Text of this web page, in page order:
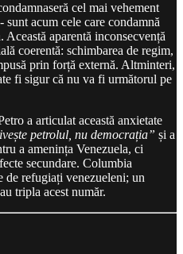
cel mai vehement
acum cele care condamnă
aparentă inconsecvență
coerentă: schimbarea de regim,
prin forță externă. Altminteri,
fi sigur că nu va fi următorul pe
a articulat această anxietate
petrolul, nu democrația” și a
a amenința Venezuela, ci
secundare. Columbia
de refugiați venezueleni; un
tripla acest număr.